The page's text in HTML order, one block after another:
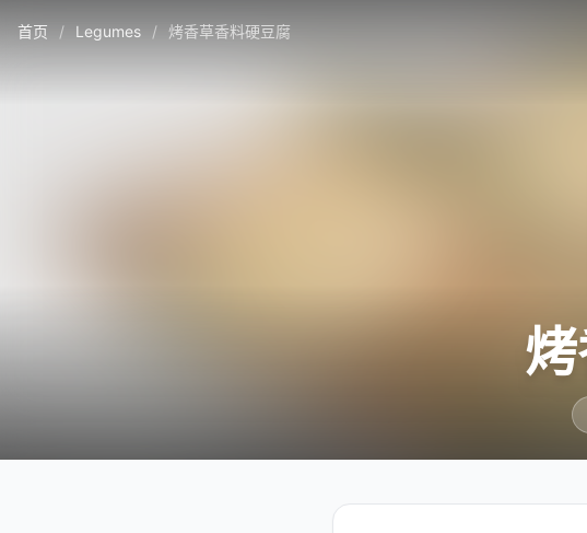
首页 / Legumes / 烤香草香料硬豆腐